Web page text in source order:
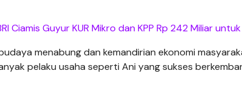
Ciamis Guyur KUR Mikro dan KPP Rp 242 Miliar
menabung dan kemandirian ekonomi
pelaku usaha seperti Ani yang sukses